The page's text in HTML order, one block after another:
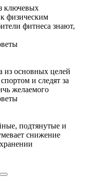
ключевых
физическим
фитнеса знают,
основных целей
и следят за
желаемого
подтянутые и
снижение